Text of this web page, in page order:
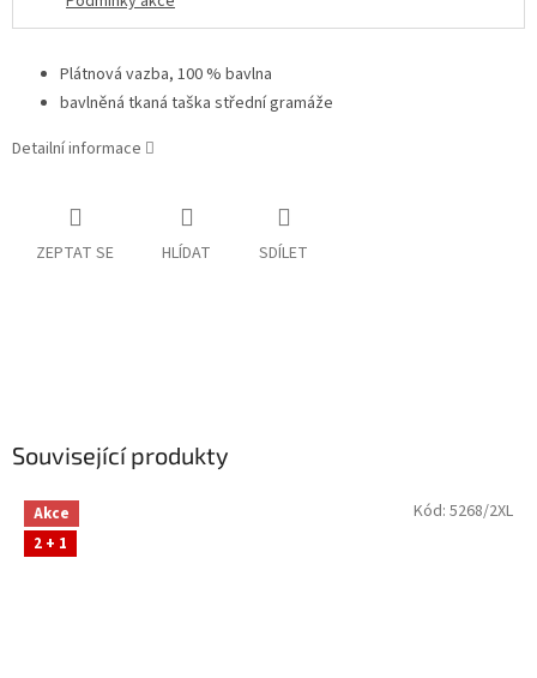
Plátnová vazba, 100 % bavlna
bavlněná tkaná taška střední gramáže
Detailní informace
ZEPTAT SE HLÍDAT SDÍLET
Související produkty
Akce
2 + 1
Kód: 5268/2XL